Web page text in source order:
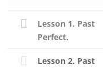
Lesson 1. Past
Perfect.
Lesson 2. Past